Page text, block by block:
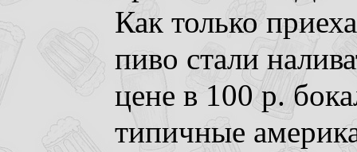
Как только
пиво стали
цене в 100 р.
типичные